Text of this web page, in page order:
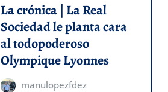
La crónica | La Real
Sociedad le planta cara
al todopoderoso
Olympique Lyonnes
manulopezfdez